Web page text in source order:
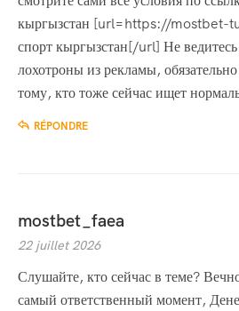
кыргызстан [url=https://mostbet-
спорт кыргызстан[/url] Не
лохотроны из рекламы,
тому, кто тоже сейчас ищет
RÉPONDRE
mostbet_faea
22 juillet 2026
Слушайте, кто сейчас в теме?
самый ответственный момент,